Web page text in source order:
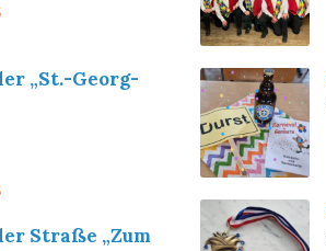
„St.-Georg-
Straße „Zum